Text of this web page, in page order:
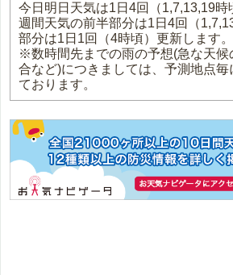
今日明日天気は1日4回（1,7,13,19時
週間天気の前半部分は1日4回（
部分は1日1回（4時頃）更新します。
※数時間先までの雨の予想(急な天候
合など)につきましては、予測地点毎
ております。